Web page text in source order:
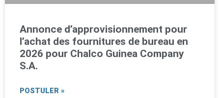
Annonce d’approvisionnement pour
l’achat des fournitures de bureau en
2026 pour Chalco Guinea Company
S.A.
POSTULER »